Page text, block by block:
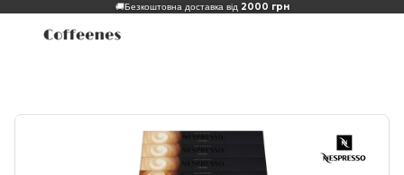
🚚Безкоштовна доставка від 2000 грн